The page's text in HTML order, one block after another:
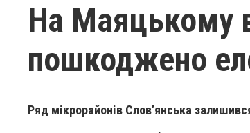
На Маяцькому
пошкоджено
Ряд мікрорайонів Слов’янська